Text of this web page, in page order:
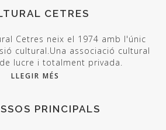
CETRES
Cetres neix el 1974 amb l'únic
cultural.Una associació cultural
lucre i totalment privada.
LLEGIR MÉS
PRINCIPALS